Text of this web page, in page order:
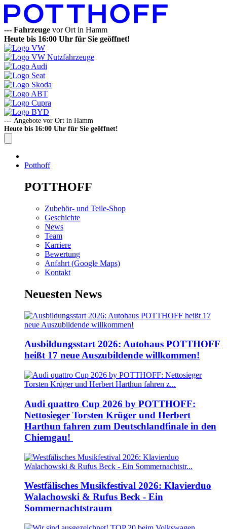
--- Fahrzeuge vor Ort in Hamm
Heute bis 16:00 Uhr für Sie geöffnet!
--- Angebote vor Ort in Hamm
Heute bis 16:00 Uhr für Sie geöffnet!
Potthoff
POTTHOFF
Zubehör- und Teile-Shop
Geschichte
News
Team
Karriere
Bewertung
Anfahrt (Google Maps)
Kontakt
Neuesten News
Ausbildungsstart 2026: Autohaus POTTHOFF
heißt 17 neue Auszubildende willkommen!
Audi quattro Cup 2026 by POTTHOFF:
Nettosieger Torsten Krüger und Herbert
Harthun fahren zum Deutschlandfinale in den
Chiemgau!
Westfälisches Musikfestival 2026: Klavierduo
Walachowski & Rufus Beck - Ein
Sommernachtstraum